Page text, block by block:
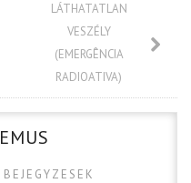
LÁTHATATLAN
VESZÉLY
(EMERGÊNCIA
RADIOATIVA)